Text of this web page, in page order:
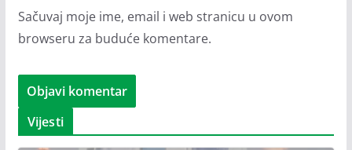
Sačuvaj moje ime, email i web stranicu u ovom
browseru za buduće komentare.
Vijesti